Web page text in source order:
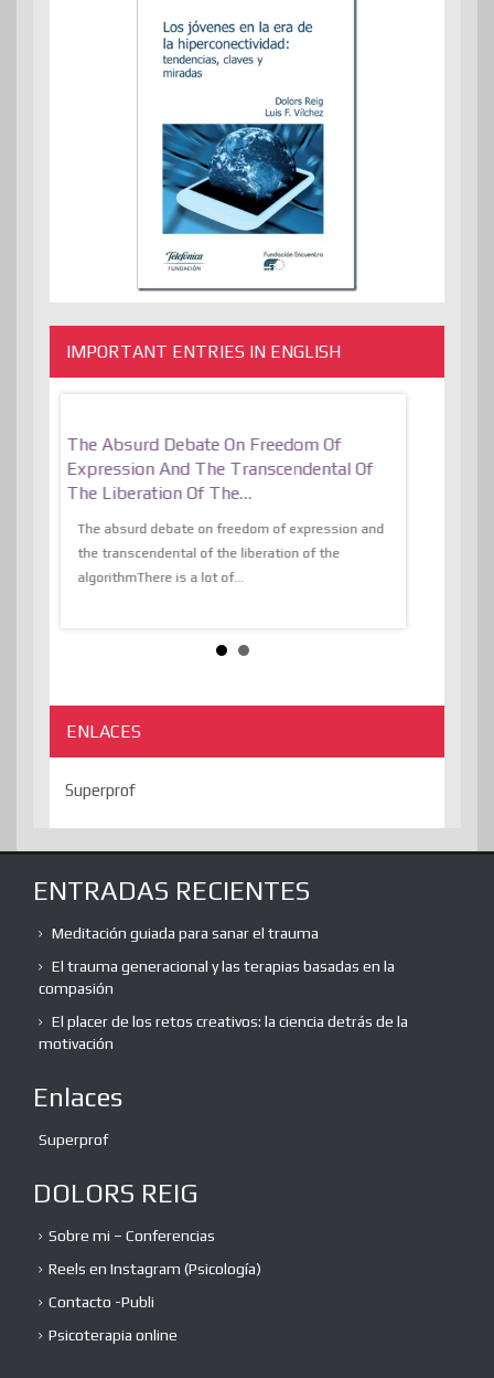
IMPORTANT ENTRIES IN ENGLISH
The Absurd Debate On Freedom Of
Expression And The Transcendental Of
The Liberation Of The…
The absurd debate on freedom of expression and
the transcendental of the liberation of the
algorithmThere is a lot of...
ENLACES
Superprof
ENTRADAS RECIENTES
Meditación guiada para sanar el trauma
El trauma generacional y las terapias basadas en la
compasión
El placer de los retos creativos: la ciencia detrás de la
motivación
Enlaces
Superprof
DOLORS REIG
Sobre mi – Conferencias
Reels en Instagram (Psicología)
Contacto -Publi
Psicoterapia online